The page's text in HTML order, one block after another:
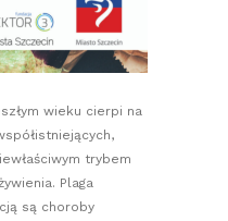
wieku cierpi na
trybem
Plaga
są choroby